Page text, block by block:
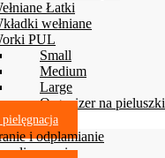
Łatki
wełniane
PUL
Small
Medium
Large
Organizer na pieluszki
i odplamianie